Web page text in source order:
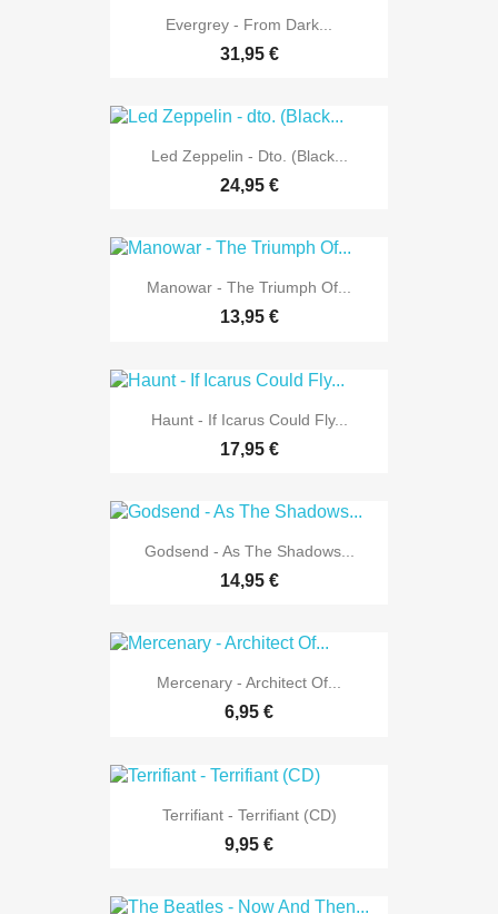
Evergrey - From Dark...
31,95 €
Led Zeppelin - Dto. (Black...
24,95 €
Manowar - The Triumph Of...
13,95 €
Haunt - If Icarus Could Fly...
17,95 €
Godsend - As The Shadows...
14,95 €
Mercenary - Architect Of...
6,95 €
Terrifiant - Terrifiant (CD)
9,95 €